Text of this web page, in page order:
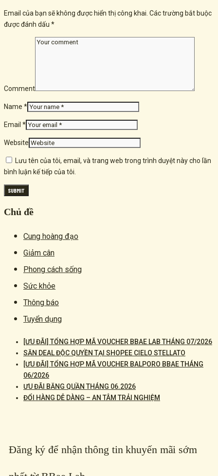
Email của bạn sẽ không được hiển thị công khai. Các trường bắt buộc
được đánh dấu *
Comment
Name *
Email *
Website
Lưu tên của tôi, email, và trang web trong trình duyệt này cho lần
bình luận kế tiếp của tôi.
Chủ đề
Cung hoàng đạo
Giảm cân
Phong cách sống
Sức khỏe
Thông báo
Tuyển dụng
[ƯU ĐÃI] TỔNG HỢP MÃ VOUCHER BBAE LAB THÁNG 07/2026
SĂN DEAL ĐỘC QUYỀN TẠI SHOPEE CIELO STELLATO
[ƯU ĐÃI] TỔNG HỢP MÃ VOUCHER BALPORO BBAE THÁNG
06/2026
ƯU ĐÃI BĂNG QUẦN THÁNG 06.2026
ĐỔI HÀNG DỄ DÀNG – AN TÂM TRẢI NGHIỆM
Đăng ký để nhận thông tin khuyến mãi sớm